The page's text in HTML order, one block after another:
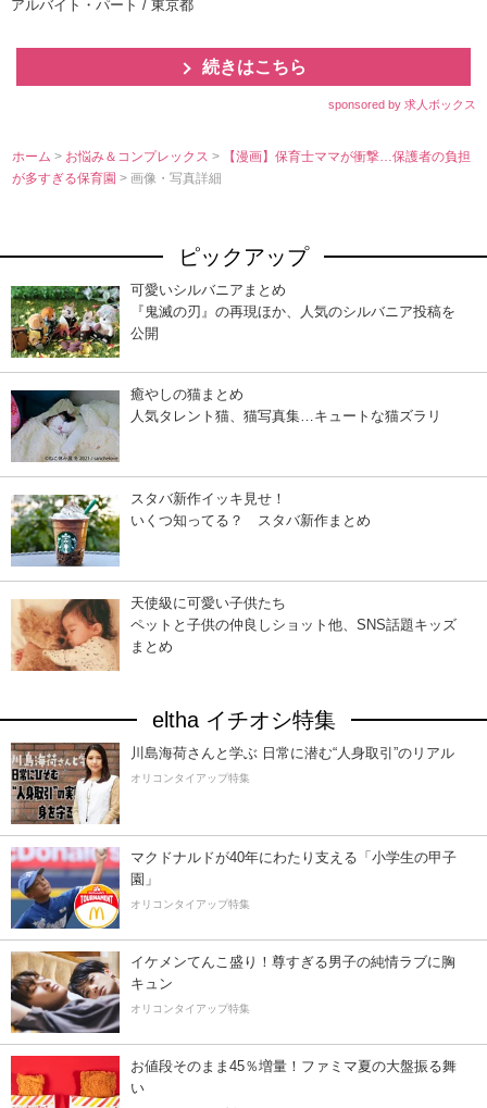
アルバイト・パート / 東京都
続きはこちら
sponsored by 求人ボックス
ホーム > お悩み＆コンプレックス>
【漫画】保育士ママが衝撃…保護者の負担
が多すぎる保育園> 画像・写真詳細
ピックアップ
可愛いシルバニアまとめ
『鬼滅の刃』の再現ほか、人気のシルバニア投稿を
公開
癒やしの猫まとめ
人気タレント猫、猫写真集…キュートな猫ズラリ
スタバ新作イッキ見せ！
いくつ知ってる？ スタバ新作まとめ
天使級に可愛い子供たち
ペットと子供の仲良しショット他、SNS話題キッズ
まとめ
eltha イチオシ特集
川島海荷さんと学ぶ 日常に潜む“人身取引”のリアル
オリコンタイアップ特集
マクドナルドが40年にわたり支える「小学生の甲子
園」
オリコンタイアップ特集
イケメンてんこ盛り！尊すぎる男子の純情ラブに胸
キュン
オリコンタイアップ特集
お値段そのまま45％増量！ファミマ夏の大盤振る舞
い